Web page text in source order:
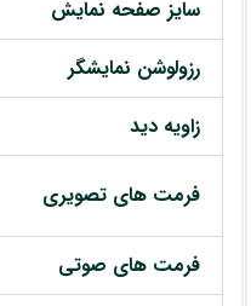
سایز صفحه نمایش
رزولوشن نمایشگر
زاویه دید
فرمت های تصویری
فرمت های صوتی